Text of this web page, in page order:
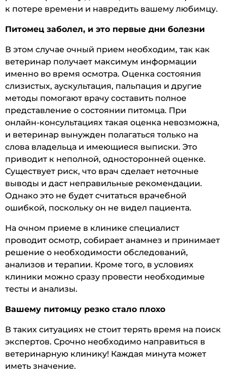
к потере времени и навредить вашему любимцу.
Питомец заболел, и это первые дни болезни
В этом случае очный прием необходим, так как
ветеринар получает максимум информации
именно во время осмотра. Оценка состояния
слизистых, аускультация, пальпация и другие
методы помогают врачу составить полное
представление о состоянии питомца. При
онлайн-консультациях такая оценка невозможна,
и ветеринар вынужден полагаться только на
слова владельца и имеющиеся выписки. Это
приводит к неполной, односторонней оценке.
Существует риск, что врач сделает неточные
выводы и даст неправильные рекомендации.
Однако это не будет считаться врачебной
ошибкой, поскольку он не видел пациента.
На очном приеме в клинике специалист
проводит осмотр, собирает анамнез и принимает
решение о необходимости обследований,
анализов и терапии. Кроме того, в условиях
клиники можно сразу провести необходимые
тесты и анализы.
Вашему питомцу резко стало плохо
В таких ситуациях не стоит терять время на поиск
экспертов. Срочно необходимо направиться в
ветеринарную клинику! Каждая минута может
иметь значение.